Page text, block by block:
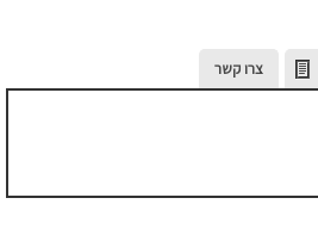
צרו קשר